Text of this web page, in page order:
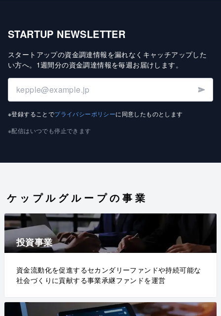
STARTUP NEWSLETTER
スタートアップの資金調達情報を漏れなくキャッチアップした
い方へ。 1週間分の資金調達情報を毎週お届けします。
※登録することでプライバシーポリシーに同意したものとします
※配信はいつでも停止できます
ケップルグループの事業
投資事業
資金流動化を促進するセカンダリーファンドや持続可能な
社会づくりに貢献する事業承継ファンドを運営